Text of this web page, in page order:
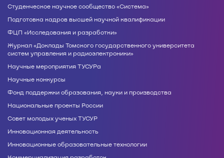
Студенческое научное сообщество «Система»
Подготовка кадров высшей научной квалификации
ФЦП «Исследования и разработки»
Журнал «Доклады Томского государственного университета
систем управления и радиоэлектроники»
Научные мероприятия ТУСУРа
Научные конкурсы
Фонд поддержки образования, науки и производства
Национальные проекты России
Совет молодых ученых ТУСУР
Инновационная деятельность
Инновационные образовательные технологии